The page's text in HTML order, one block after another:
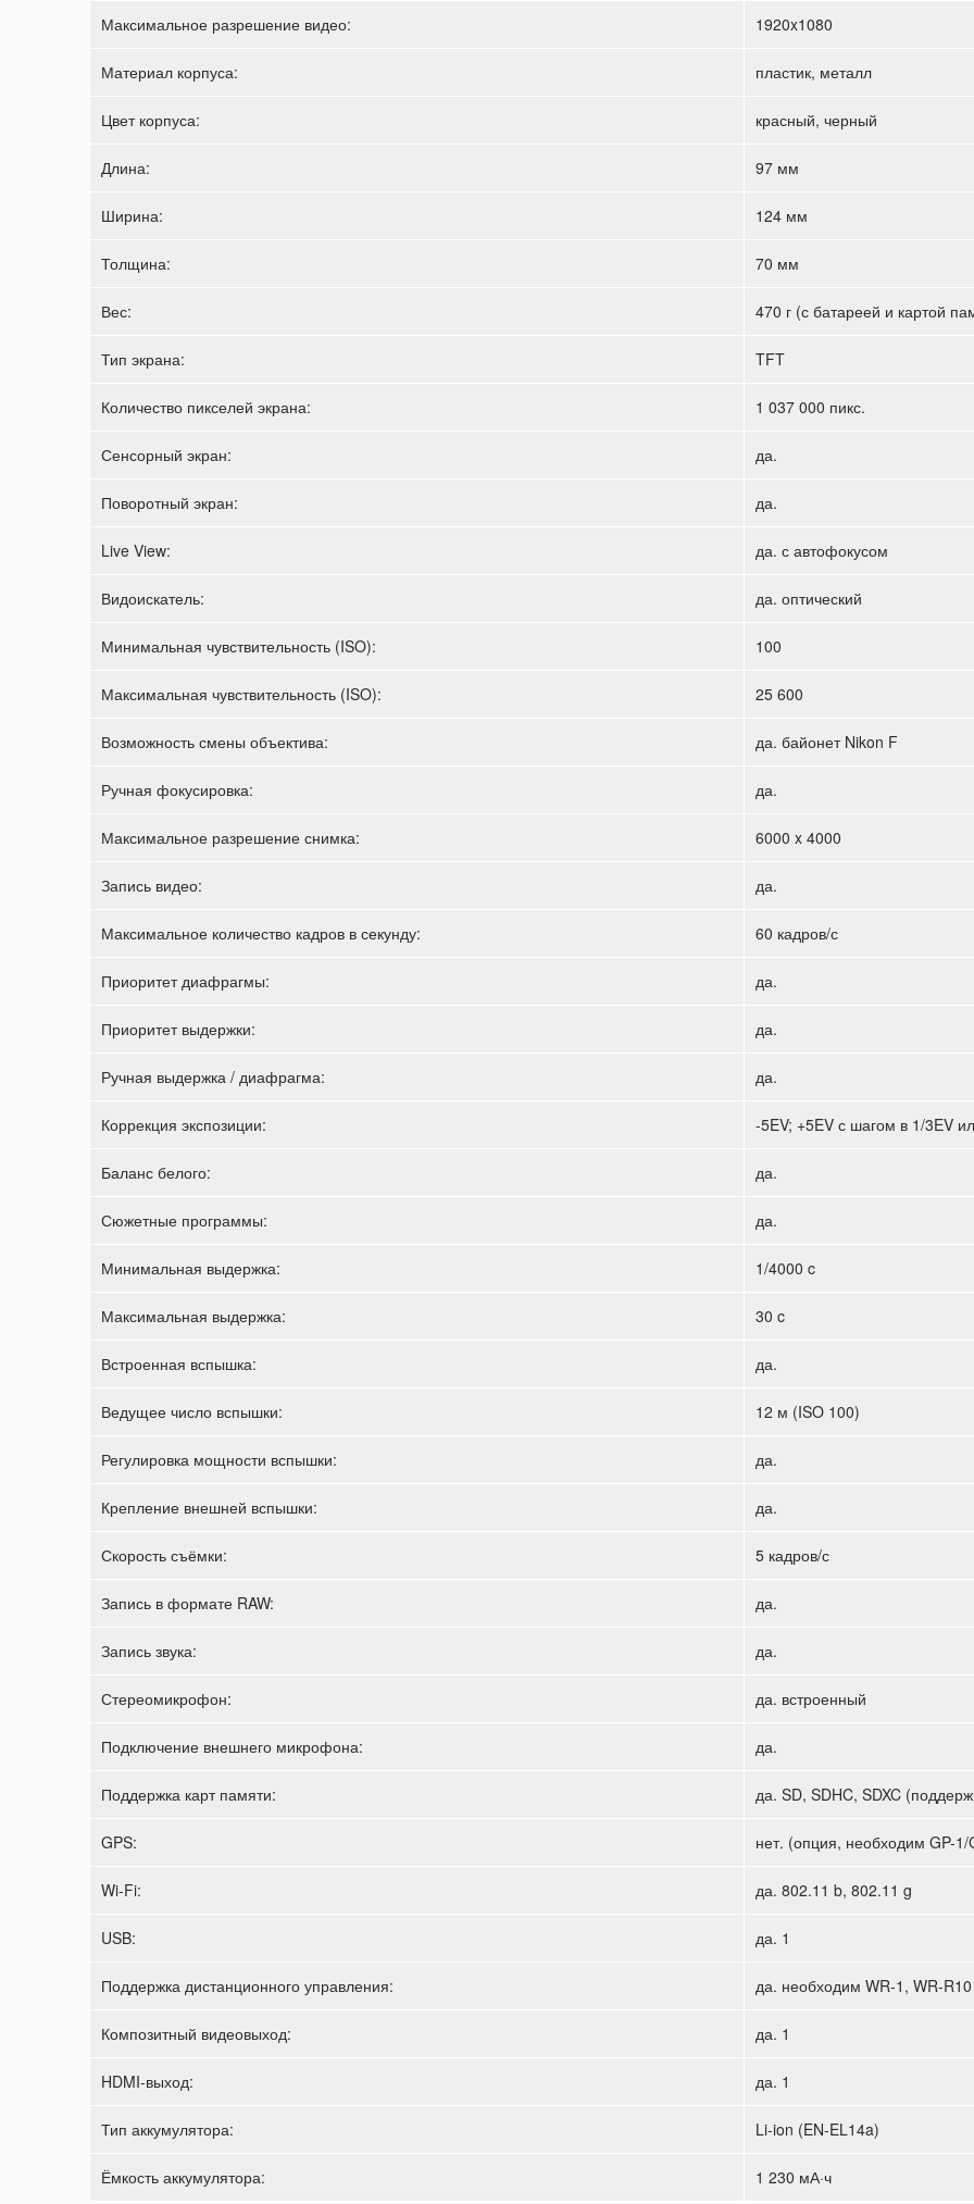
Максимальное разрешение видео: 1920x1080
Материал корпуса: пластик, металл
Цвет корпуса: красный, черный
Длина: 97 мм
Ширина: 124 мм
Толщина: 70 мм
Вес: 470 г (с батареей и картой
Тип экрана: TFT
Количество пикселей экрана: 1 037 000 пикс.
Сенсорный экран: да.
Поворотный экран: да.
Live View: да. с автофокусом
Видоискатель: да. оптический
Минимальная чувствительность (ISO): 100
Максимальная чувствительность (ISO): 25 600
Возможность смены объектива: да. байонет Nikon F
Ручная фокусировка: да.
Максимальное разрешение снимка: 6000 x 4000
Запись видео: да.
Максимальное количество кадров в секунду: 60 кадров/с
Приоритет диафрагмы: да.
Приоритет выдержки: да.
Ручная выдержка / диафрагма: да.
Коррекция экспозиции: -5EV; +5EV с шагом в 1/3EV
Баланс белого: да.
Сюжетные программы: да.
Минимальная выдержка: 1/4000 c
Максимальная выдержка: 30 c
Встроенная вспышка: да.
Ведущее число вспышки: 12 м (ISO 100)
Регулировка мощности вспышки: да.
Крепление внешней вспышки: да.
Скорость съёмки: 5 кадров/с
Запись в формате RAW: да.
Запись звука: да.
Стереомикрофон: да. встроенный
Подключение внешнего микрофона: да.
Поддержка карт памяти: да. SD, SDHC, SDXC
GPS: нет. (опция, необходим GP-1/
Wi-Fi: да. 802.11 b, 802.11 g
USB: да. 1
Поддержка дистанционного управления: да. необходим WR-1, WR-
Композитный видеовыход: да. 1
HDMI-выход: да. 1
Тип аккумулятора: Li-ion (EN-EL14a)
Ёмкость аккумулятора: 1 230 мА·ч